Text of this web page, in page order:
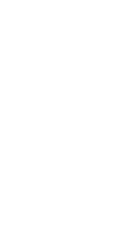
Éstos son los